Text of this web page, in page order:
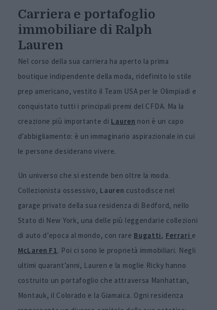
Carriera e portafoglio
immobiliare di Ralph
Lauren
Nel corso della sua carriera ha aperto la prima
boutique indipendente della moda, ridefinito lo stile
prep americano, vestito il Team USA per le Olimpiadi e
conquistato tutti i principali premi del CFDA. Ma la
creazione più importante di Lauren non è un capo
d’abbigliamento: è un immaginario aspirazionale in cui
le persone desiderano vivere.
Un universo che si estende ben oltre la moda.
Collezionista ossessivo, Lauren custodisce nel
garage privato della sua residenza di Bedford, nello
Stato di New York, una delle più leggendarie collezioni
di auto d’epoca al mondo, con rare Bugatti, Ferrari e
McLaren F1. Poi ci sono le proprietà immobiliari. Negli
ultimi quarant’anni, Lauren e la moglie Ricky hanno
costruito un portafoglio che attraversa Manhattan,
Montauk, il Colorado e la Giamaica. Ogni residenza